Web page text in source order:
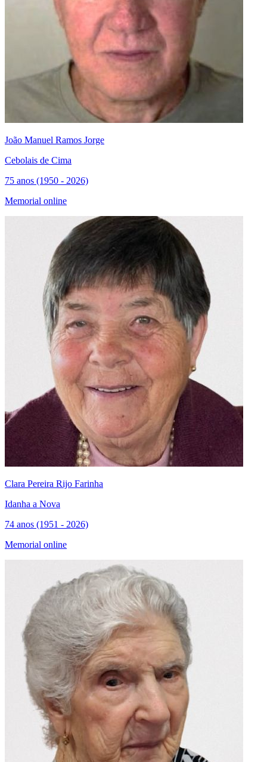
João Manuel Ramos Jorge
Cebolais de Cima
75 anos (1950 - 2026)
Memorial online
Clara Pereira Rijo Farinha
Idanha a Nova
74 anos (1951 - 2026)
Memorial online